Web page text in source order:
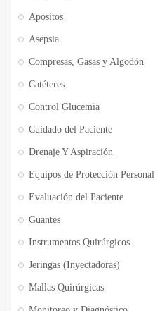
Apósitos
Asepsia
Compresas, Gasas y Algodón
Catéteres
Control Glucemia
Cuidado del Paciente
Drenaje Y Aspiración
Equipos de Protección Personal
Evaluación del Paciente
Guantes
Instrumentos Quirúrgicos
Jeringas (Inyectadoras)
Mallas Quirúrgicas